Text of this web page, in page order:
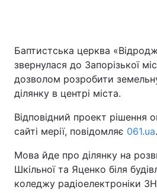
Україна
Економіка
Спорт
Баптистська церква
звернулася до Запорізької
дозволом розробити
ділянку в центрі міста.
Відповідний проект рішення
сайті мерії, повідомляє 061.ua.
Мова йде про ділянку на
Шкільної та Яценко біля
коледжу радіоелектроніки